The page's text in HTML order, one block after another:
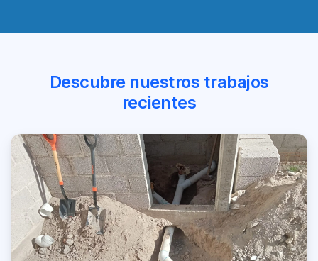
Descubre nuestros trabajos
recientes